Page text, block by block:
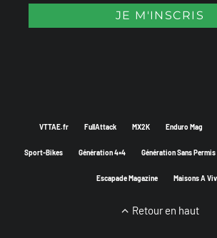
VTTAE.fr FullAttack MX2K Enduro Mag
Sport-Bikes Génération 4×4 Génération Sans Permis
Escapade Magazine Maisons A
Retour en haut